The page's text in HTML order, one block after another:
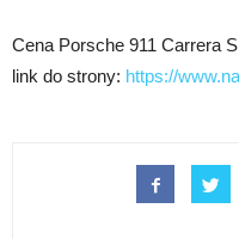
Cena Porsche 911 Carrera
link do strony: https://